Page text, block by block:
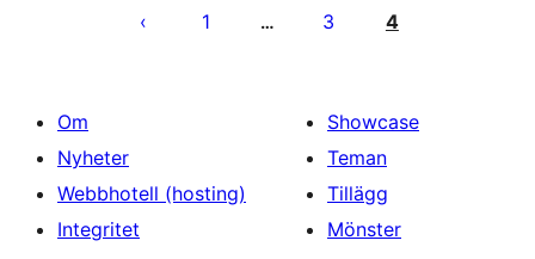
för
1 … 3 4
Om
Nyheter
Webbhotell (hosting)
Integritet
Showcase
Teman
Tillägg
Mönster